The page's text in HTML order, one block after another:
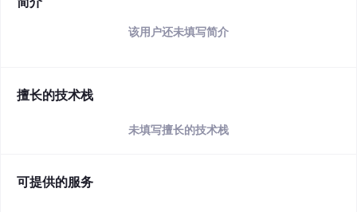
该用户还未填写简介
擅长的技术栈
未填写擅长的技术栈
可提供的服务